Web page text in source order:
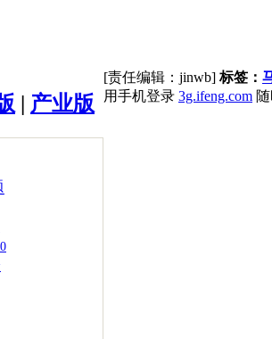
| 产业版
[责任编辑：jinwb] 标签：
用手机登录 3g.ifeng.com